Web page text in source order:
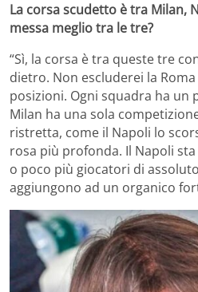
La corsa scudetto è tra Milan,
messa meglio tra le tre?
“Sì, la corsa è tra queste tre
dietro. Non escluderei la
posizioni. Ogni squadra ha un
Milan ha una sola
ristretta, come il Napoli lo
rosa più profonda. Il Napoli
o poco più giocatori di
aggiungono ad un organico